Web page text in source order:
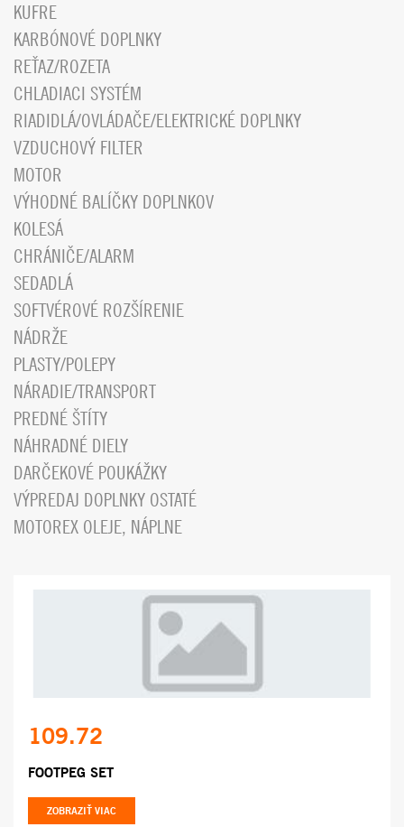
KUFRE
KARBÓNOVÉ DOPLNKY
REŤAZ/ROZETA
CHLADIACI SYSTÉM
RIADIDLÁ/OVLÁDAČE/ELEKTRICKÉ DOPLNKY
VZDUCHOVÝ FILTER
MOTOR
VÝHODNÉ BALÍČKY DOPLNKOV
KOLESÁ
CHRÁNIČE/ALARM
SEDADLÁ
SOFTVÉROVÉ ROZŠÍRENIE
NÁDRŽE
PLASTY/POLEPY
NÁRADIE/TRANSPORT
PREDNÉ ŠTÍTY
NÁHRADNÉ DIELY
DARČEKOVÉ POUKÁŽKY
VÝPREDAJ DOPLNKY OSTATÉ
MOTOREX OLEJE, NÁPLNE
109.72
FOOTPEG SET
ZOBRAZIŤ VIAC